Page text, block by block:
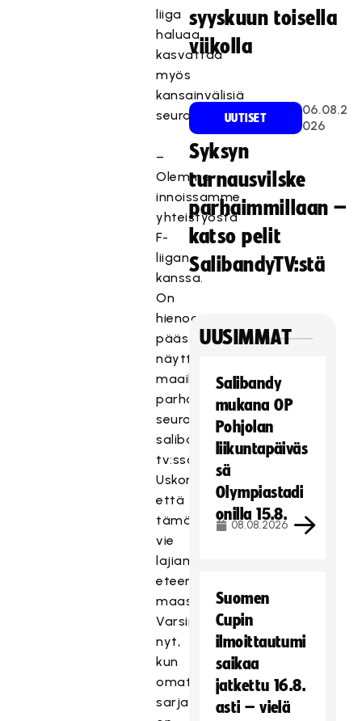
liiga
haluaa
kasvattaa
myös
kansainvälisiä
seuraajamääriään.
–
Olemme
innoissamme
yhteistyöstä
F-
liigan
kanssa.
On
hienoa
päästä
näyttämään
maailman
parhaiden
seurojen
salibandya
tv:ssä.
Uskon,
että
tämä
vie
lajiamme
eteenpäin
maassamme.
Varsinkin
nyt,
kun
omat
sarjamme
syyskuun toisella
viikolla
UUTISET
06.08.2
026
Syksyn
turnausvilske
parhaimmillaan –
katso pelit
SalibandyTV:stä
UUSIMMAT
Salibandy
mukana OP
Pohjolan
liikuntapäiväs
sä
Olympiastadi
onilla 15.8.
08.08.2026
Suomen
Cupin
ilmoittautumi
saikaa
jatkettu 16.8.
asti – vielä